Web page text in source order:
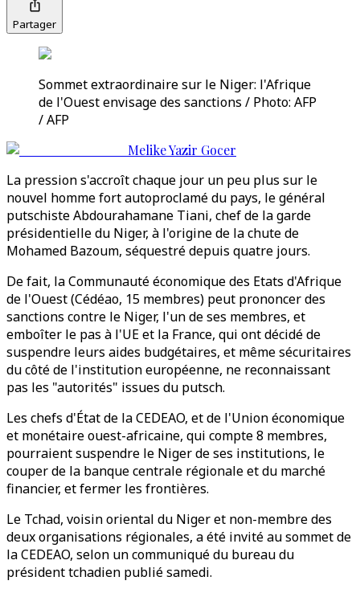
Partager
Sommet extraordinaire sur le Niger: l'Afrique
de l'Ouest envisage des sanctions / Photo: AFP
/ AFP
Melike Yazir Gocer
La pression s'accroît chaque jour un peu plus sur le
nouvel homme fort autoproclamé du pays, le général
putschiste Abdourahamane Tiani, chef de la garde
présidentielle du Niger, à l'origine de la chute de
Mohamed Bazoum, séquestré depuis quatre jours.
De fait, la Communauté économique des Etats d'Afrique
de l'Ouest (Cédéao, 15 membres) peut prononcer des
sanctions contre le Niger, l'un de ses membres, et
emboîter le pas à l'UE et la France, qui ont décidé de
suspendre leurs aides budgétaires, et même sécuritaires
du côté de l'institution européenne, ne reconnaissant
pas les "autorités" issues du putsch.
Les chefs d'État de la CEDEAO, et de l'Union économique
et monétaire ouest-africaine, qui compte 8 membres,
pourraient suspendre le Niger de ses institutions, le
couper de la banque centrale régionale et du marché
financier, et fermer les frontières.
Le Tchad, voisin oriental du Niger et non-membre des
deux organisations régionales, a été invité au sommet de
la CEDEAO, selon un communiqué du bureau du
président tchadien publié samedi.